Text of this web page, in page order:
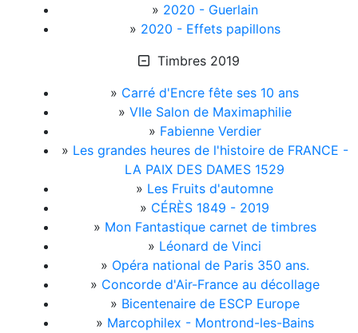
» 2020 - Guerlain
» 2020 - Effets papillons
Timbres 2019
» Carré d'Encre fête ses 10 ans
» VIIe Salon de Maximaphilie
» Fabienne Verdier
» Les grandes heures de l'histoire de FRANCE -
LA PAIX DES DAMES 1529
» Les Fruits d'automne
» CÉRÈS 1849 - 2019
» Mon Fantastique carnet de timbres
» Léonard de Vinci
» Opéra national de Paris 350 ans.
» Concorde d'Air-France au décollage
» Bicentenaire de ESCP Europe
» Marcophilex - Montrond-les-Bains